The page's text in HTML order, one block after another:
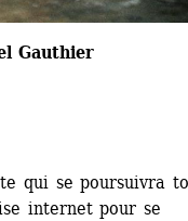
Gauthier
qui se poursuivra
internet pour se